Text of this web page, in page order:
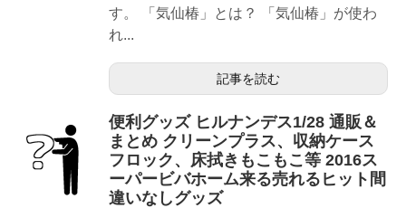
す。 「気仙椿」とは？ 「気仙椿」が使わ
れ...
記事を読む
便利グッズ ヒルナンデス1/28 通販＆
まとめ クリーンプラス、収納ケース
フロック、床拭きもこもこ等 2016ス
ーパービバホーム来る売れるヒット間
違いなしグッズ